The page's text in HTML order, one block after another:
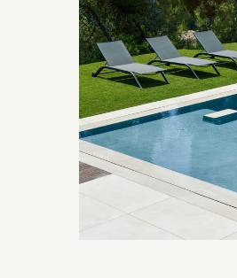
Les piscines en béton
Brens sont uniques grâce au
matériaux et de revêtements et
options disponibles, miroir, couloir
immergée,